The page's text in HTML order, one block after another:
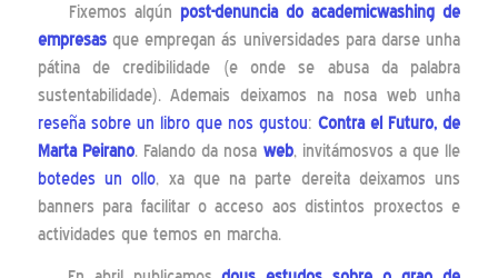
Fixemos algún post-denunciadoacademicwashing de
empresasque empregan ás universidades para darse unha
pátina de credibilidade (e onde se abusa da palabra
sustentabilidade). Ademais deixamos na nosa web unha
reseña sobre un libro que nos gustou:Contra el Futuro, de
Marta Peirano. Falando da nosa web, invitámosvos a que lle
botedes un ollo, xa que na parte dereita deixamos uns
banners para facilitar o acceso aos distintos proxectos e
actividades que temos en marcha.